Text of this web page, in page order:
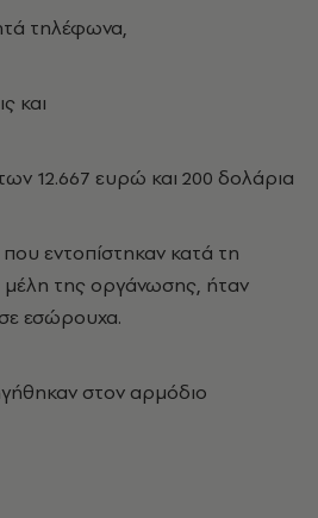
τηλέφωνα,
και
12.667 ευρώ και 200 δολάρια
εντοπίστηκαν κατά τη
της οργάνωσης, ήταν
εσώρουχα.
στον αρμόδιο